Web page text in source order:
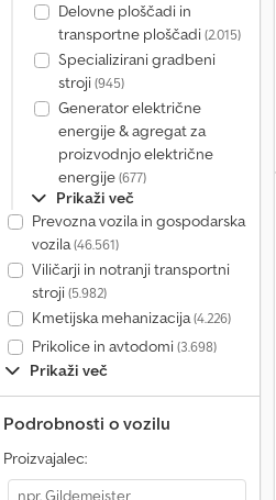
Delovne ploščadi in
transportne ploščadi(2.015)
Specializirani gradbeni
stroji(945)
Generator električne
energije & agregat za
proizvodnjo električne
energije(677)
Prikaži več
Prevozna vozila in gospodarska
vozila(46.561)
Viličarji in notranji transportni
stroji(5.982)
Kmetijska mehanizacija(4.226)
Prikolice in avtodomi(3.698)
Prikaži več
Podrobnosti o vozilu
Proizvajalec: